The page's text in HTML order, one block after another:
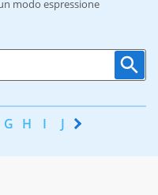
modo espressione
G H I J K